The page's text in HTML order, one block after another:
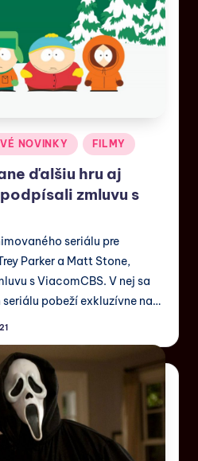
NOVINKY FILMY
ďalšiu hru aj
zmluvu s
seriálu pre
Parker a Matt Stone,
s ViacomCBS. V nej sa
pobeží exkluzívne na…